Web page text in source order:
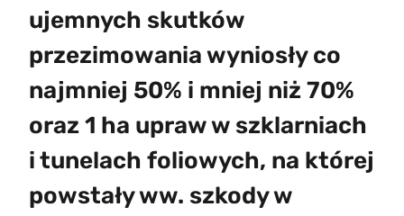
ujemnych skutków
przezimowania wyniosły co
najmniej 50% i mniej niż 70%
oraz 1 ha upraw w szklarniach
i tunelach foliowych, na której
powstały ww. szkody w